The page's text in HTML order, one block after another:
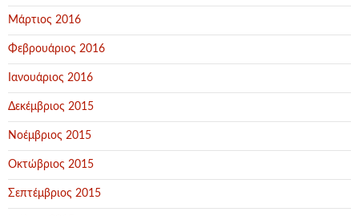
Μάρτιος 2016
Φεβρουάριος 2016
Ιανουάριος 2016
Δεκέμβριος 2015
Νοέμβριος 2015
Οκτώβριος 2015
Σεπτέμβριος 2015